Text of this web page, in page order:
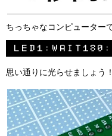
ちっちゃなコンピューター
思い通りに光らせましょう！